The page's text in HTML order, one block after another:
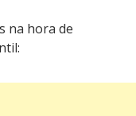
na hora de